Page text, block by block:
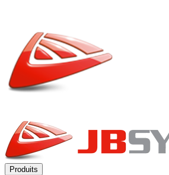
Produits